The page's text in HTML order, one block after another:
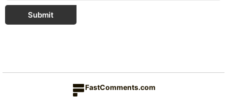
Submit
FastComments.com